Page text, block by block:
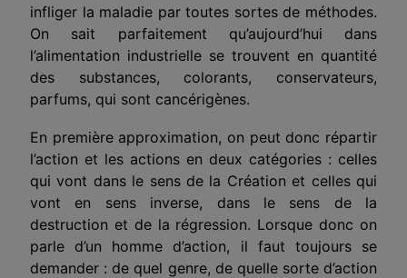
infliger la maladie par toutes sortes de méthodes.
On sait parfaitement qu’aujourd’hui dans
l’alimentation industrielle se trouvent en quantité
des substances, colorants, conservateurs,
parfums, qui sont cancérigènes.
En première approximation, on peut donc répartir
l’action et les actions en deux catégories : celles
qui vont dans le sens de la Création et celles qui
vont en sens inverse, dans le sens de la
destruction et de la régression. Lorsque donc on
parle d’un homme d’action, il faut toujours se
demander : de quel genre, de quelle sorte d’action